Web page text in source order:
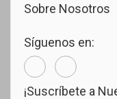
Sobre Nosotros
Síguenos en:
¡Suscríbete a